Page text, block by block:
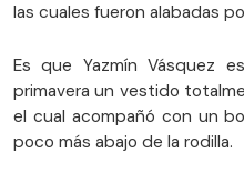
las cuales fueron alabadas
Es que Yazmín Vásquez
primavera un vestido
el cual acompañó con un
poco más abajo de la rodilla.